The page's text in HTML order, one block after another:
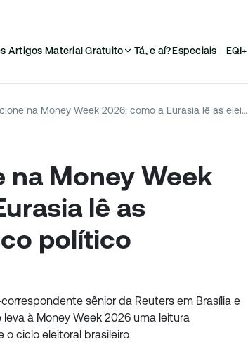
Artigos Material Gratuito Tá, e aí?Especiais EQI+
Silvio Cascione na Money Week 2026: como a Eurasia lê as eleições e o risco político brasileiro
na Money Week
lê as
político
sênior da Reuters em Brasília e
à Money Week 2026 uma leitura
ciclo eleitoral brasileiro